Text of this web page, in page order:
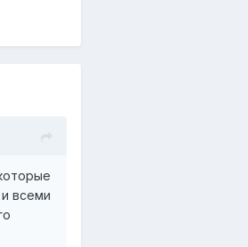
всеми